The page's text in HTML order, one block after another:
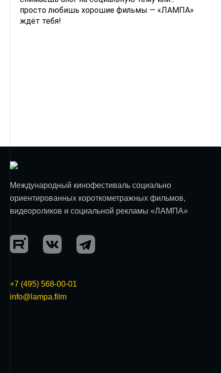
просто любишь хорошие фильмы — «ЛАМПА»
ждёт тебя!
Международный кинофестиваль социально
ориентированных короткометражных фильмов,
видеороликов и социальной рекламы «ЛАМПА»
+7 (495) 568-00-01
info@lampa.film